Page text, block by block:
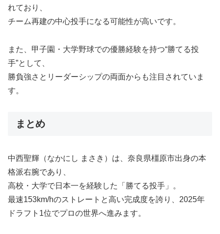
れており、
チーム再建の中心投手になる可能性が高いです。
また、甲子園・大学野球での優勝経験を持つ“勝てる投
手”として、
勝負強さとリーダーシップの両面からも注目されていま
す。
まとめ
中西聖輝（なかにし まさき）は、奈良県橿原市出身の本
格派右腕であり、
高校・大学で日本一を経験した「勝てる投手」。
最速153km/hのストレートと高い完成度を誇り、2025年
ドラフト1位でプロの世界へ進みます。